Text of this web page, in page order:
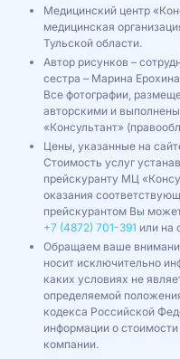
Медицинский центр
медицинская
Тульской области.
Автор рисунков –
сестра – Марина Ерохина
Все фотографии,
авторскими и
«Консультант»
Цены, указанные на
Стоимость услуг
прейскуранту МЦ
оказания
прейскурантом Вы
+7 (4872) 701-391 или на
Обращаем ваше
носит исключительно
каких условиях не
определяемой
кодекса Российской
информации о
компании.